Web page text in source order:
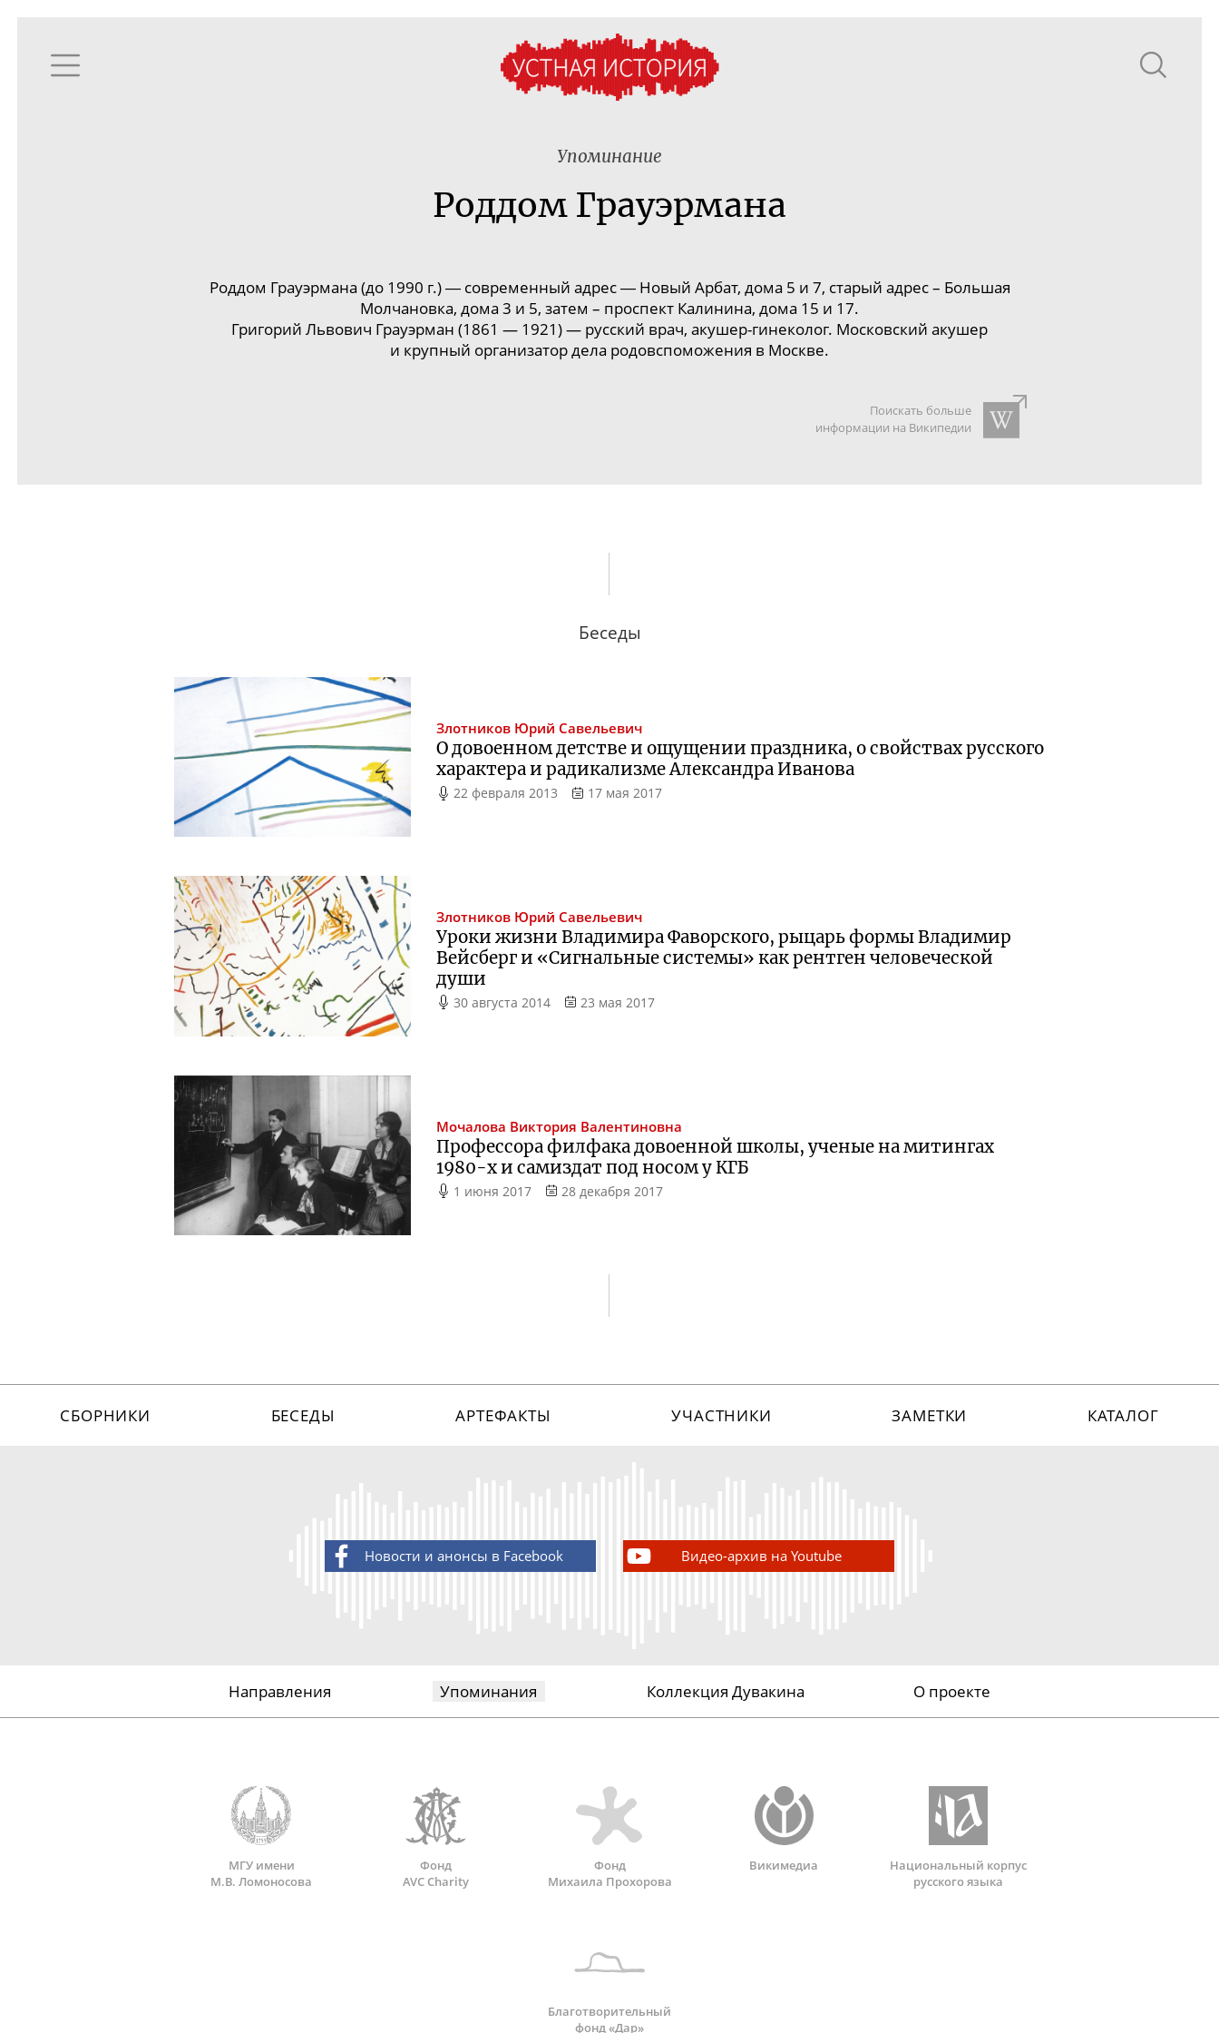
Упоминание
Роддом Грауэрмана
Роддом Грауэрмана (до 1990 г.)― современный адрес―Новый Арбат, дома 5 и 7, старый адрес – Большая
Молчановка, дома 3 и 5, затем – проспект Калинина, дома 15 и 17.
Григорий Львович Грауэрман (1861 — 1921) — русский врач, акушер-гинеколог. Московский акушер
и крупный организатор дела родовспоможения в Москве.
Поискать больше
информации на Википедии
Беседы
Злотников Юрий Савельевич
О довоенном детстве и ощущении праздника, о свойствах русского
характера и радикализме Александра Иванова
22 февраля 2013 17 мая 2017
Злотников Юрий Савельевич
Уроки жизни Владимира Фаворского, рыцарь формы Владимир
Вейсберг и «Сигнальные системы» как рентген человеческой
души
30 августа 2014 23 мая 2017
Мочалова Виктория Валентиновна
Профессора филфака довоенной школы, ученые на митингах
1980-хи самиздат под носом у КГБ
1 июня 2017 28 декабря 2017
СБОРНИКИ БЕСЕДЫ АРТЕФАКТЫ УЧАСТНИКИ ЗАМЕТКИ КАТАЛОГ
Новости и анонсы в Facebook Видео-архив на Youtube
Направления Упоминания Коллекция Дувакина О проекте
МГУ имени
М.В. Ломоносова
Фонд
AVC Charity
Фонд
Михаила Прохорова
Викимедиа
Национальный корпус
русского языка
Благотворительный
фонд «Дар»